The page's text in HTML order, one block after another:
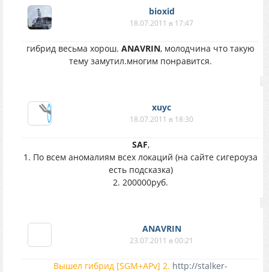
bioxid
18.07.2011 в 17:47
гибрид весьма хорош. ANAVRIN, молодчина что такую
тему замутил.многим понравится.
xuyc
18.07.2011 в 18:30
SAF,
1. По всем аномалиям всех локаций (на сайте сигероуза
есть подсказка)
2. 200000руб.
ANAVRIN
23.07.2011 в 00:21
Вышел гибрид [SGM+APv] 2. http://stalker-